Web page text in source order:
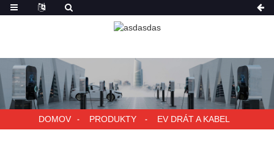
DOMOV PRODUKTY EV DRÁT A KABEL